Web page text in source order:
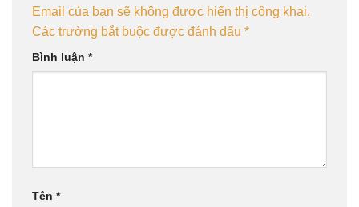
Email của bạn sẽ không được hiển thị công khai.
Các trường bắt buộc được đánh dấu *
Bình luận *
Tên *